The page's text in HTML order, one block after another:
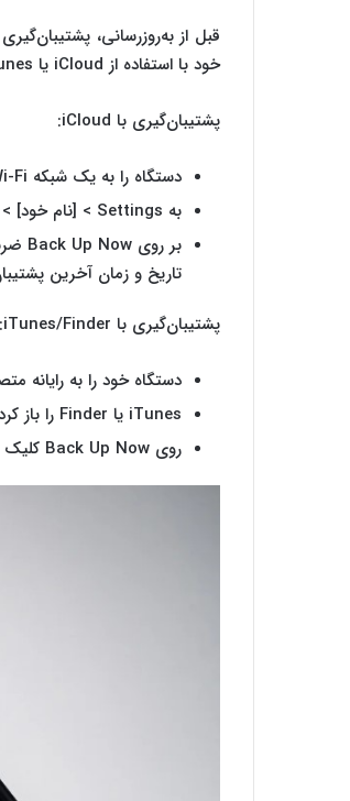
قبل از به‌روزرسانی،
خود با استفاده از iCloud یا iTunes (Finder در macOS Catalina و نسخه‌های بعدی) پشتیبان‌گیری کنید.
پشتیبان‌گیری با iCloud:
دستگاه را به یک شبکه Wi-Fi متصل کنید.
به Settings > [نام خود] > iCloud > iCloud Backup بروید.
تاریخ و زمان آخرین
پشتیبان‌گیری با iTunes/Finder:
دستگاه خود را به رایانه
iTunes یا Finder را باز کرده و دستگاه خود را بیابید.
روی Back Up Now کلیک کنید.